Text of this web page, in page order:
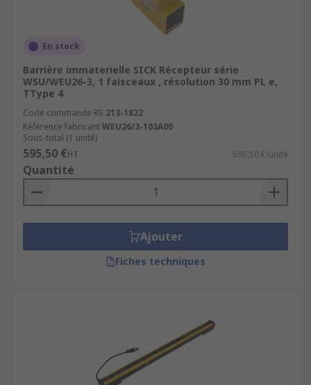
En stock
Barrière immaterielle SICK Récepteur série
WSU/WEU26-3, 1 faisceaux , résolution 30 mm PL e,
TType 4
Code commande RS 213-1822
Référence fabricantWEU26/3-103A00
Sous-total (1 unité)
595,50 €HT 595,50 €/unité
Quantité
Ajouter
Fiches techniques